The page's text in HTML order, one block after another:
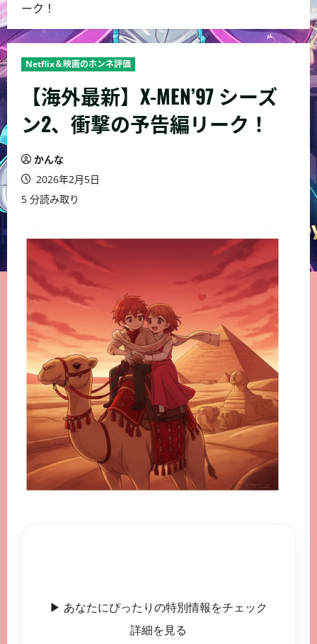
ーク！
Netflix＆映画のホンネ評価
【海外最新】X-MEN’97 シーズ
ン2、衝撃の予告編リーク！
かんな
2026年2月5日
5 分読み取り
▶︎ あなたにぴったりの特別情報をチェック
詳細を見る